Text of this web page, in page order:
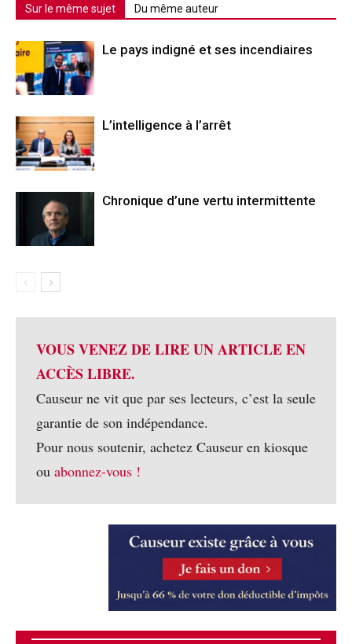
Sur le même sujet Du même auteur
Le pays indigné et ses incendiaires
L’intelligence à l’arrêt
Chronique d’une vertu intermittente
VOUS VENEZ DE LIRE UN ARTICLE EN
ACCÈS LIBRE.
Causeur ne vit que par ses lecteurs, c’est la seule
garantie de son indépendance.
Pour nous soutenir, achetez Causeur en kiosque
ou abonnez-vous !